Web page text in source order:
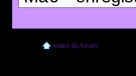
Index du forum